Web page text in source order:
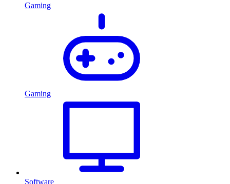
Gaming
Gaming
Software